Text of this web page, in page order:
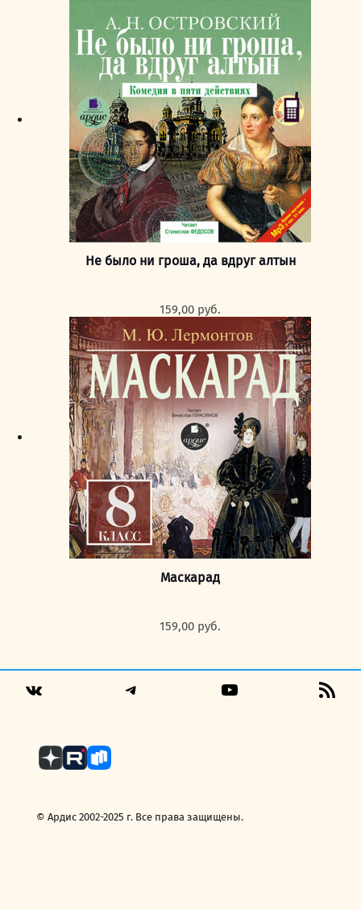
Не было ни гроша, да вдруг алтын
159,00 руб.
Маскарад
159,00 руб.
© Ардис 2002-2025 г. Все права защищены.